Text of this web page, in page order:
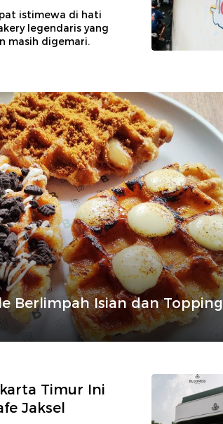
istimewa di hati
legendaris yang
masih digemari.
Berlimpah Isian dan Topping
Timur Ini
Jaksel